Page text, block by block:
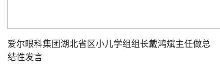
爱尔眼科集团湖北省区小儿学组组长戴鸿斌主任做总
结性发言